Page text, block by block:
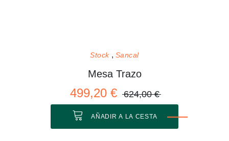
Stock Sancal
Mesa Trazo
499,20 € 624,00 €
AÑADIR A LA CESTA